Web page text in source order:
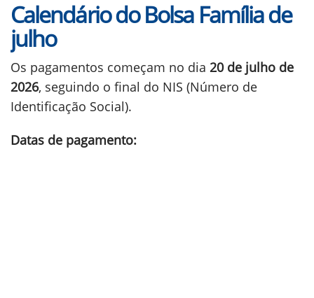
Calendário do Bolsa Família de
julho
Os pagamentos começam no dia 20 de julho de
2026, seguindo o final do NIS (Número de
Identificação Social).
Datas de pagamento: